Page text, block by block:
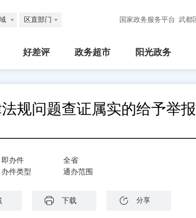
区直部门 国家政务服务平台 武都
好差评 政务超市 阳光政务
规问题查证属实的给予举
即办件
办件类型
全省
通办范围
下载 分享